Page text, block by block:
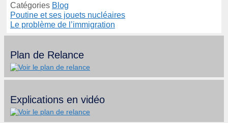
Catégories Blog
Poutine et ses jouets nucléaires
Le problème de l’immigration
Plan de Relance
Explications en vidéo